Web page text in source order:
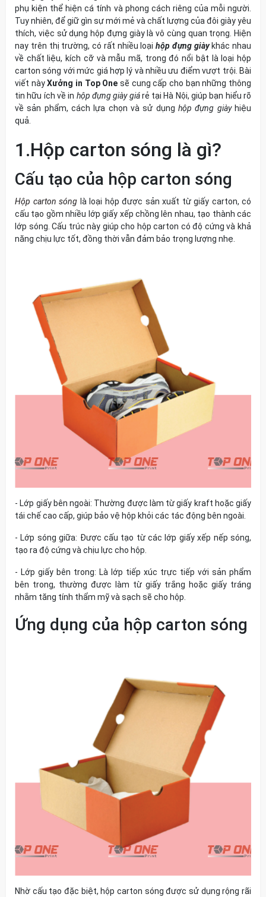
phụ kiện thể hiện cá tính và phong cách riêng của mỗi người.
Tuy nhiên, để giữ gìn sự mới mẻ và chất lượng của đôi giày yêu
thích, việc sử dụng hộp đựng giày là vô cùng quan trọng. Hiện
nay trên thị trường, có rất nhiều loại hộp đựng giàykhác nhau
về chất liệu, kích cỡ và mẫu mã, trong đó nổi bật là loại hộp
carton sóng với mức giá hợp lý và nhiều ưu điểm vượt trội. Bài
viết nàyXưởng in Top One sẽ cung cấp cho bạn những thông
tin hữu ích về in hộp đựng giày giárẻ tại Hà Nội, giúp bạn hiểu rõ
về sản phẩm, cách lựa chọn và sử dụng hộp đựng giàyhiệu
quả.
1.Hộp carton sóng là gì?
Cấu tạo của hộp carton sóng
Hộp carton sóng là loại hộp được sản xuất từ giấy carton, có
cấu tạo gồm nhiều lớp giấy xếp chồng lên nhau, tạo thành các
lớp sóng. Cấu trúc này giúp cho hộp carton có độ cứng và khả
năng chịu lực tốt, đồng thời vẫn đảm bảo trọng lượng nhẹ.
- Lớp giấy bên ngoài: Thường được làm từ giấy kraft hoặc giấy
tái chế cao cấp, giúp bảo vệ hộp khỏi các tác động bên ngoài.
- Lớp sóng giữa: Được cấu tạo từ các lớp giấy xếp nếp sóng,
tạo ra độ cứng và chịu lực cho hộp.
- Lớp giấy bên trong: Là lớp tiếp xúc trực tiếp với sản phẩm
bên trong, thường được làm từ giấy trắng hoặc giấy tráng
nhằm tăng tính thẩm mỹ và sạch sẽ cho hộp.
Ứng dụng của hộp carton sóng
Nhờ cấu tạo đặc biệt, hộp carton sóng được sử dụng rộng rãi